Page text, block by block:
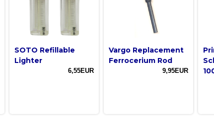
SOTO Refillable
Lighter
6,55EUR
Vargo Replacement
Ferrocerium Rod
9,95EUR